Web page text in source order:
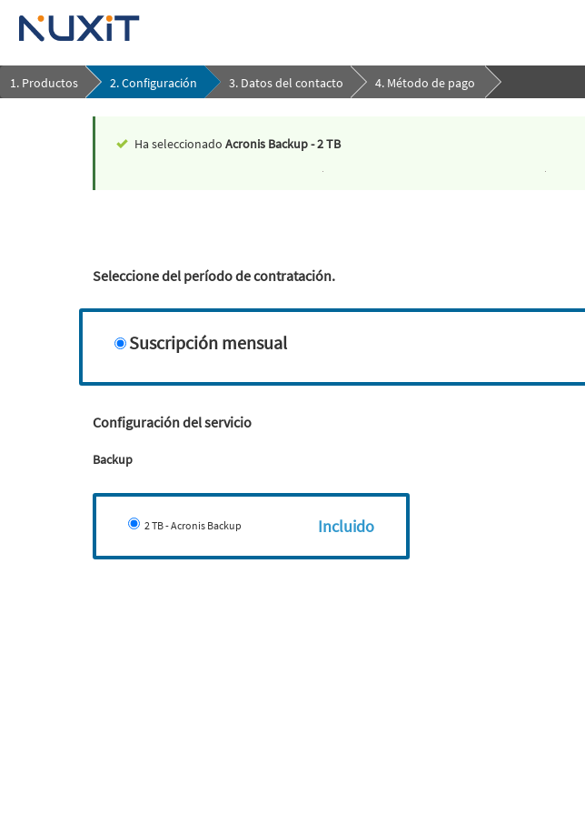
1. Productos 2. Configuración 3. Datos del contacto 4. Método de pago
Ha seleccionado Acronis Backup - 2 TB
Seleccione del período de contratación.
Suscripción mensual
Configuración del servicio
Backup
2 TB - Acronis Backup Incluido